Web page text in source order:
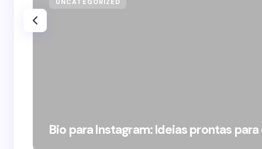
UNCATEGORIZED
Bio para Instagram: Ideias prontas